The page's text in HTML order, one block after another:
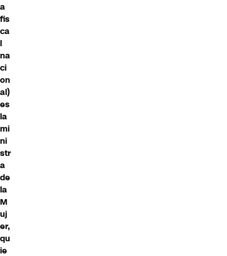
a
fis
ca
l
na
ci
on
al)
es
la
mi
ni
str
a
de
la
M
uj
er,
qu
ie